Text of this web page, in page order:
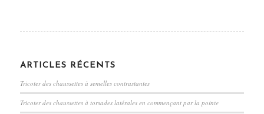
ARTICLES RÉCENTS
Tricoter des chaussettes à semelles contrastantes
Tricoter des chaussettes à torsades latérales en commençant par la pointe